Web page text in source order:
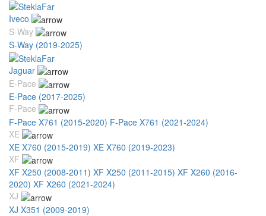
Iveco
S-Way
S-Way (2019-2025)
Jaguar
E-Pace
E-Pace (2017-2025)
F-Pace
F-Pace X761 (2015-2020) F-Pace X761 (2021-2024)
XE
XE X760 (2015-2019) XE X760 (2019-2023)
XF
XF X250 (2008-2011) XF X250 (2011-2015) XF X260 (2016-
2020) XF X260 (2021-2024)
XJ
XJ X351 (2009-2019)